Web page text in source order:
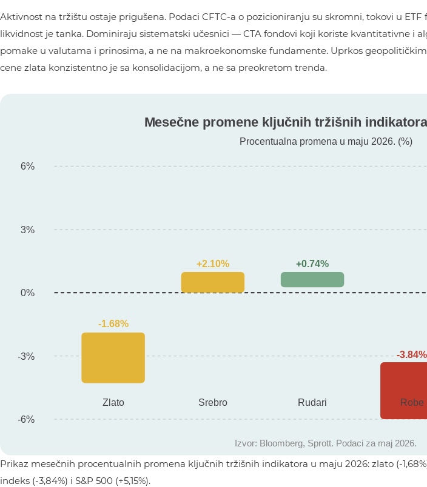
Aktivnost na tržištu ostaje prigušena. Podaci CFTC-a o pozicioniranju su skromni, tokovi u
likvidnost je tanka. Dominiraju sistematski učesnici — CTA fondovi koji koriste kvantitativne i
pomake u valutama i prinosima, a ne na makroekonomske fundamente. Uprkos
cene zlata konzistentno je sa konsolidacijom, a ne sa preokretom trenda.
Prikaz mesečnih procentualnih promena ključnih tržišnih indikatora u maju 2026: zlato (-
indeks (-3,84%) i S&P 500 (+5,15%).